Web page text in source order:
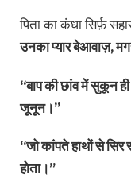
पिता का कंधा सिर्फ़
उनका प्यार बेआवाज़,
“बाप की छांव में सुकून
जूनून।”
“जो कांपते हाथों से
होता।”